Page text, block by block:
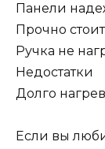
Панели
Прочно
Ручка не
Недостатки
Долго
Если вы